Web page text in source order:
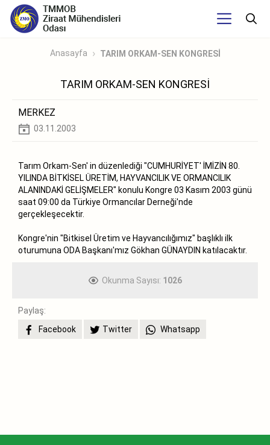
Anasayfa TARIM ORKAM-SEN KONGRESİ
TARIM ORKAM-SEN KONGRESİ
MERKEZ
03.11.2003
Tarım Orkam-Sen' in düzenlediği "CUMHURİYET' İMİZİN 80.
YILINDA BİTKİSEL ÜRETİM, HAYVANCILIK VE ORMANCILIK
ALANINDAKİ GELİŞMELER" konulu Kongre 03 Kasım 2003 günü
saat 09:00 da Türkiye Ormancılar Derneği'nde
gerçekleşecektir.
Kongre'nin "Bitkisel Üretim ve Hayvancılığımız" başlıklı ilk
oturumuna ODA Başkanı'mız Gökhan GÜNAYDIN katılacaktır.
Okunma Sayısı: 1026
Paylaş:
Facebook
Twitter Whatsapp